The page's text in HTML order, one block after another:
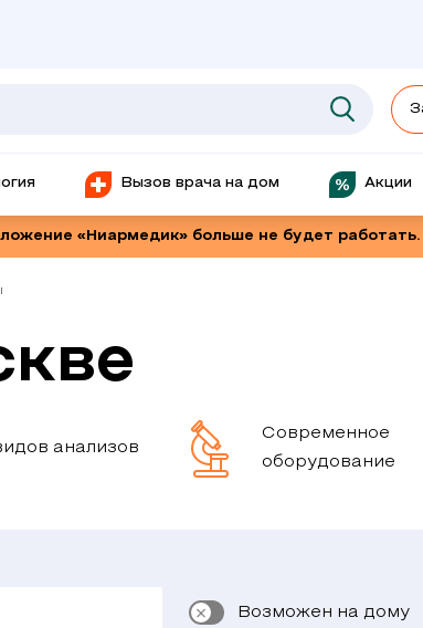
Вызов врача на дом Акции
«Ниармедик» больше не будет
анализов
Современное
оборудование
Возможен на дому